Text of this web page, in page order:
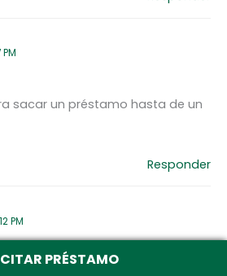
sacar un préstamo hasta de un
Responder
PM
PRÉSTAMO